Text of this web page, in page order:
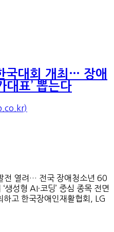
국대회 개최… 장애
대표’ 뽑는다
전 열려… 전국 장애청소년 60
성형 AI·코딩’ 중심 종목 전면
고 한국장애인재활협회, LG